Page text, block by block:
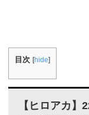
目次 [hide]
【ヒロアカ】